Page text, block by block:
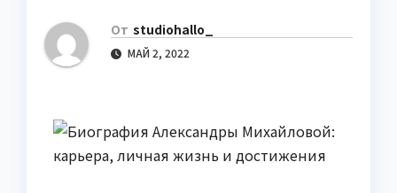
От studiohallo_
МАЙ 2, 2022